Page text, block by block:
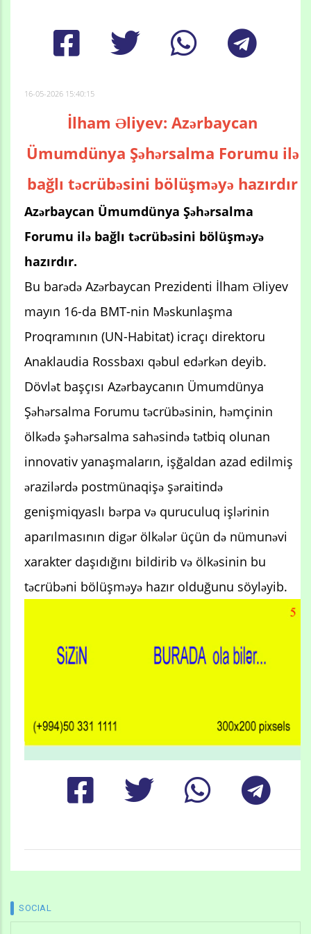
16-05-2026 15:40:15
İlham Əliyev: Azərbaycan
Ümumdünya Şəhərsalma Forumu ilə
bağlı təcrübəsini bölüşməyə hazırdır
Azərbaycan Ümumdünya Şəhərsalma
Forumu ilə bağlı təcrübəsini bölüşməyə
hazırdır.
Bu barədə Azərbaycan Prezidenti İlham Əliyev
mayın 16-da BMT-nin Məskunlaşma
Proqramının (UN-Habitat) icraçı direktoru
Anaklaudia Rossbaxı qəbul edərkən deyib.
Dövlət başçısı Azərbaycanın Ümumdünya
Şəhərsalma Forumu təcrübəsinin, həmçinin
ölkədə şəhərsalma sahəsində tətbiq olunan
innovativ yanaşmaların, işğaldan azad edilmiş
ərazilərdə postmünaqişə şəraitində
genişmiqyaslı bərpa və quruculuq işlərinin
aparılmasının digər ölkələr üçün də nümunəvi
xarakter daşıdığını bildirib və ölkəsinin bu
təcrübəni bölüşməyə hazır olduğunu söyləyib.
SOCIAL